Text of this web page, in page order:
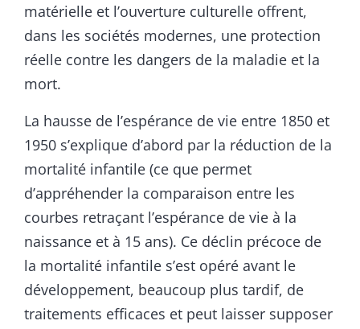
matérielle et l’ouverture culturelle offrent,
dans les sociétés modernes, une protection
réelle contre les dangers de la maladie et la
mort.
La hausse de l’espérance de vie entre 1850 et
1950 s’explique d’abord par la réduction de la
mortalité infantile (ce que permet
d’appréhender la comparaison entre les
courbes retraçant l’espérance de vie à la
naissance et à 15 ans). Ce déclin précoce de
la mortalité infantile s’est opéré avant le
développement, beaucoup plus tardif, de
traitements efficaces et peut laisser supposer